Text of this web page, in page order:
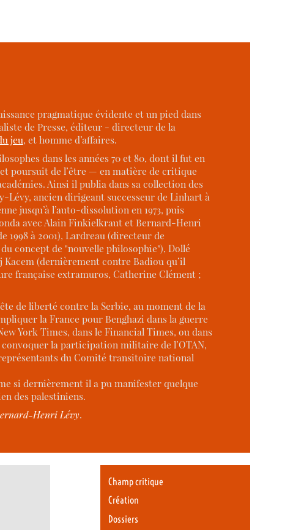
pragmatique évidente et un pied dans
de Presse, éditeur - directeur de la
jeu, et homme d’affaires.
dans les années 70 et 80, dont il fut en
poursuit de l’être — en matière de critique
Ainsi il publia dans sa collection des
ancien dirigeant successeur de Linhart à
jusqu’à l’auto-dissolution en 1973, puis
avec Alain Finkielkraut et Bernard-Henri
1998 à 2001), Lardreau (directeur de
concept de "nouvelle philosophie"), Dollé
Kacem (dernièrement contre Badiou qu’il
française extramuros, Catherine Clément ;
de liberté contre la Serbie, au moment de la
la France pour Benghazi dans la guerre
York Times, dans le Financial Times, ou dans
la participation militaire de l’OTAN,
du Comité transitoire national
si dernièrement il a pu manifester quelque
des palestiniens.
Henri Lévy.
Champ critique
Création
Dossiers